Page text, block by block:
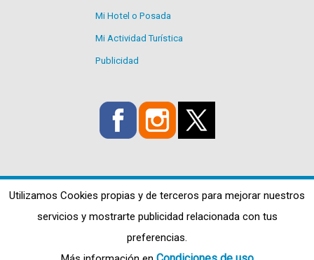
Mi Hotel o Posada
Mi Actividad Turística
Publicidad
Utilizamos Cookies propias y de terceros para mejorar nuestros
servicios y mostrarte publicidad relacionada con tus
preferencias.